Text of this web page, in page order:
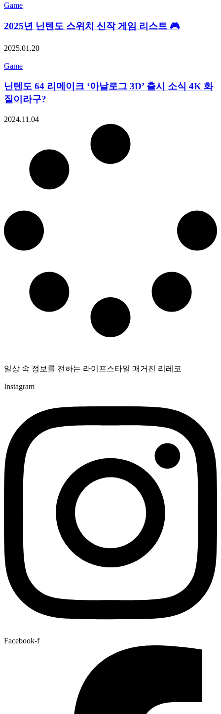
Game
2025년 닌텐도 스위치 신작 게임 리스트 🎮
2025.01.20
Game
닌텐도 64 리메이크 ‘아날로그 3D’ 출시 소식 4K 화
질이라구?
2024.11.04
일상 속 정보를 전하는 라이프스타일 매거진 리레코
Instagram
Facebook-f